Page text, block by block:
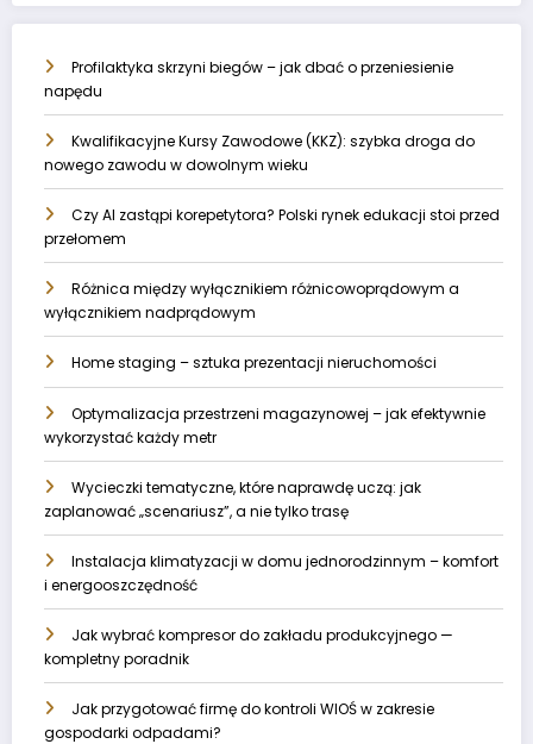
Profilaktyka skrzyni biegów – jak dbać o przeniesienie
napędu
Kwalifikacyjne Kursy Zawodowe (KKZ): szybka droga do
nowego zawodu w dowolnym wieku
Czy AI zastąpi korepetytora? Polski rynek edukacji stoi przed
przełomem
Różnica między wyłącznikiem różnicowoprądowym a
wyłącznikiem nadprądowym
Home staging – sztuka prezentacji nieruchomości
Optymalizacja przestrzeni magazynowej – jak efektywnie
wykorzystać każdy metr
Wycieczki tematyczne, które naprawdę uczą: jak
zaplanować „scenariusz”, a nie tylko trasę
Instalacja klimatyzacji w domu jednorodzinnym – komfort
i energooszczędność
Jak wybrać kompresor do zakładu produkcyjnego —
kompletny poradnik
Jak przygotować firmę do kontroli WIOŚ w zakresie
gospodarki odpadami?